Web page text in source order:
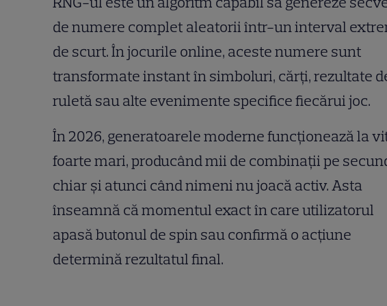
de numere complet aleatorii într-un interval
de scurt. În jocurile online, aceste numere sunt
transformate instant în simboluri, cărți, rezultate
ruletă sau alte evenimente specifice fiecărui joc.
În 2026, generatoarele moderne funcționează la
foarte mari, producând mii de combinații pe
chiar și atunci când nimeni nu joacă activ. Asta
înseamnă că momentul exact în care utilizatorul
apasă butonul de spin sau confirmă o acțiune
determină rezultatul final.